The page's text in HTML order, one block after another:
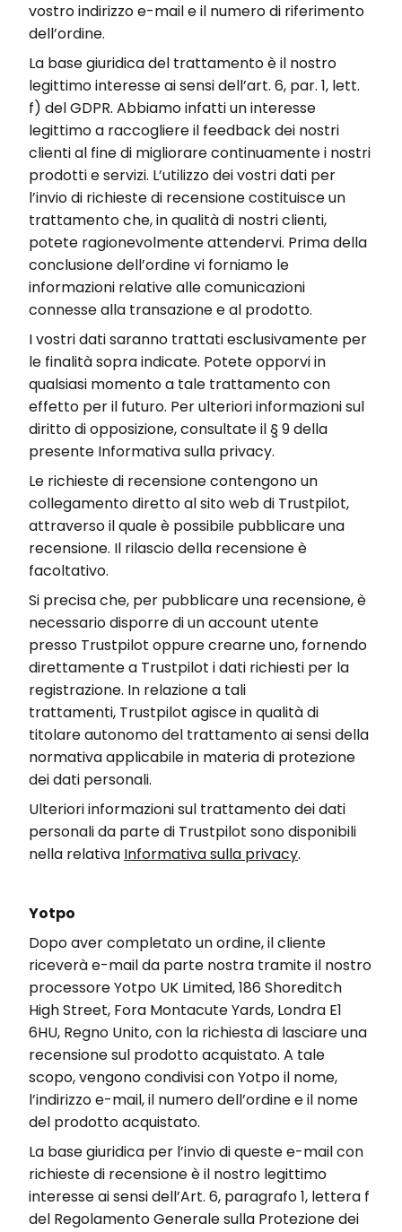
vostro indirizzo e-mail e il numero di riferimento
dell’ordine.
La base giuridica del trattamento è il nostro
legittimo interesse ai sensi dell’art. 6, par. 1, lett.
f) del GDPR. Abbiamo infatti un interesse
legittimo a raccogliere il feedback dei nostri
clienti al fine di migliorare continuamente i nostri
prodotti e servizi. L’utilizzo dei vostri dati per
l’invio di richieste di recensione costituisce un
trattamento che, in qualità di nostri clienti,
potete ragionevolmente attendervi. Prima della
conclusione dell’ordine vi forniamo le
informazioni relative alle comunicazioni
connesse alla transazione e al prodotto.
I vostri dati saranno trattati esclusivamente per
le finalità sopra indicate. Potete opporvi in
qualsiasi momento a tale trattamento con
effetto per il futuro. Per ulteriori informazioni sul
diritto di opposizione, consultate il § 9 della
presente Informativa sulla privacy.
Le richieste di recensione contengono un
collegamento diretto al sito web di Trustpilot,
attraverso il quale è possibile pubblicare una
recensione. Il rilascio della recensione è
facoltativo.
Si precisa che, per pubblicare una recensione, è
necessario disporre di un account utente
presso Trustpilot oppure crearne uno, fornendo
direttamente a Trustpilot i dati richiesti per la
registrazione. In relazione a tali
trattamenti, Trustpilot agisce in qualità di
titolare autonomo del trattamento ai sensi della
normativa applicabile in materia di protezione
dei dati personali.
Ulteriori informazioni sul trattamento dei dati
personali da parte di Trustpilot sono disponibili
nella relativa Informativa sulla privacy.
Yotpo
Dopo aver completato un ordine, il cliente
riceverà e-mail da parte nostra tramite il nostro
processore Yotpo UK Limited, 186 Shoreditch
High Street, Fora Montacute Yards, Londra E1
6HU, Regno Unito, con la richiesta di lasciare una
recensione sul prodotto acquistato. A tale
scopo, vengono condivisi con Yotpo il nome,
l’indirizzo e-mail, il numero dell’ordine e il nome
del prodotto acquistato.
La base giuridica per l’invio di queste e-mail con
richieste di recensione è il nostro legittimo
interesse ai sensi dell’Art. 6, paragrafo 1, lettera f
del Regolamento Generale sulla Protezione dei